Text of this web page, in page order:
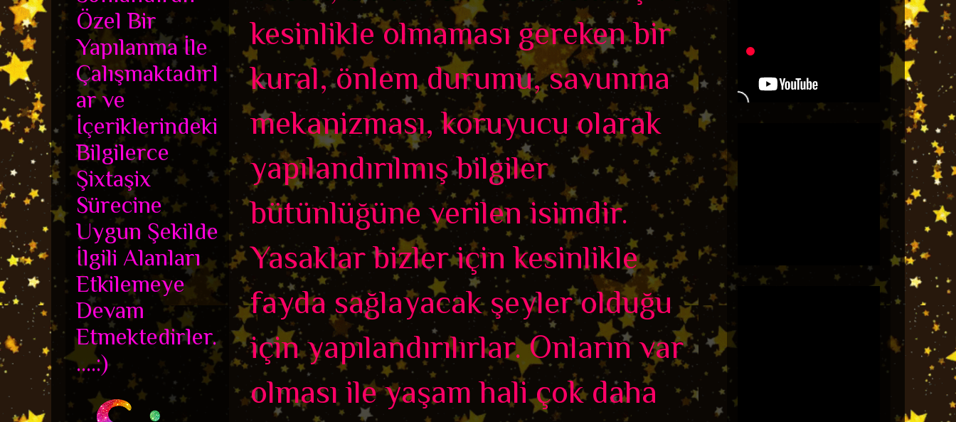
kesinlikle olmaması gereken bir
kural, önlem durumu, savunma
mekanizması, koruyucu olarak
yapılandırılmış bilgiler
bütünlüğüne verilen isimdir.
Yasaklar bizler için kesinlikle
fayda sağlayacak şeyler olduğu
için yapılandırılırlar. Onların var
olması ile yaşam hali çok daha
Özel Bir
Yapılanma İle
Çalışmaktadırl
ar ve
İçeriklerindeki
Bilgilerce
Şixtaşix
Sürecine
Uygun Şekilde
İlgili Alanları
Etkilemeye
Devam
Etmektedirler.
....:)